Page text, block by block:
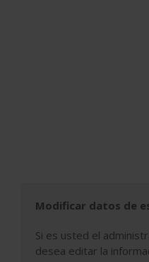
Modificar datos de
Si es usted el
desea editar la